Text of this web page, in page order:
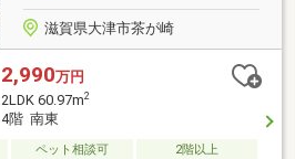
滋賀県大津市茶が崎
2,990万円
2LDK 60.97m2
4階 南東
ペット相談可
2階以上